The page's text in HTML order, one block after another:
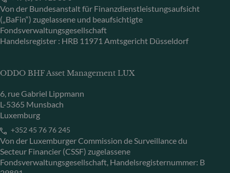
Von der Bundesanstalt für Finanzdienstleistungsaufsicht
(„BaFin“) zugelassene und beaufsichtigte
Fondsverwaltungsgesellschaft
Handelsregister : HRB 11971 Amtsgericht Düsseldorf
ODDO BHF Asset Management LUX
6, rue Gabriel Lippmann
L-5365 Munsbach
Luxemburg
+352 45 76 76 245
Von der Luxemburger Commission de Surveillance du
Secteur Financier (CSSF) zugelassene
Fondsverwaltungsgesellschaft, Handelsregisternummer: B